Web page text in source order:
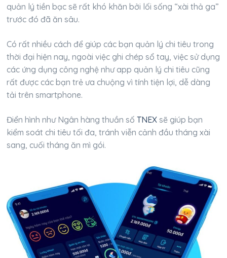
quản lý tiền bạc sẽ rất khó khăn bởi lối sống “xài thả ga”
trước đó đã ăn sâu.
Có rất nhiều cách để giúp các bạn quản lý chi tiêu trong
thời đại hiện nay, ngoài việc ghi chép sổ tay, việc sử dụng
các ứng dụng công nghệ như app quản lý chi tiêu cũng
rất được các bạn trẻ ưa chuộng vì tính tiện lợi, dễ dàng
tải trên smartphone.
Điển hình như Ngân hàng thuần số TNEXsẽ giúp bạn
kiểm soát chi tiêu tối đa, tránh viễn cảnh đầu tháng xài
sang, cuối tháng ăn mì gói.